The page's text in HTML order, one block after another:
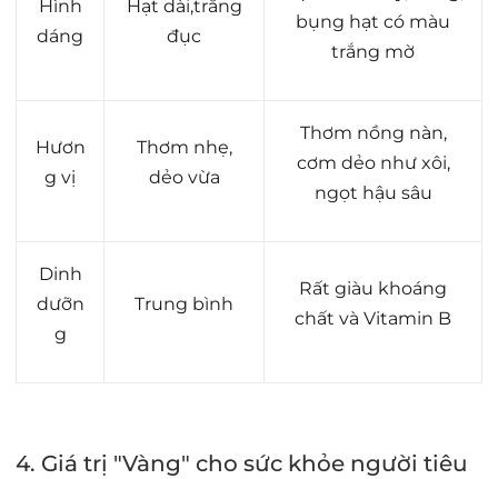
Hình
dáng
Hạt dài,trắng
đục
bụng hạt có màu
trắng mờ
Hươn
g vị
Thơm nhẹ,
dẻo vừa
Thơm nồng nàn,
cơm dẻo như xôi,
ngọt hậu sâu
Dinh
dưỡn
g
Trung bình
Rất giàu khoáng
chất và Vitamin B
4. Giá trị "Vàng" cho sức khỏe người tiêu